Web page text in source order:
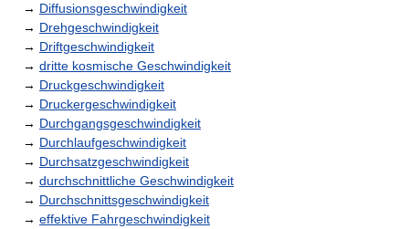
→ Diffusionsgeschwindigkeit
→ Drehgeschwindigkeit
→ Driftgeschwindigkeit
→ dritte kosmische Geschwindigkeit
→ Druckgeschwindigkeit
→ Druckergeschwindigkeit
→ Durchgangsgeschwindigkeit
→ Durchlaufgeschwindigkeit
→ Durchsatzgeschwindigkeit
→ durchschnittliche Geschwindigkeit
→ Durchschnittsgeschwindigkeit
→ effektive Fahrgeschwindigkeit